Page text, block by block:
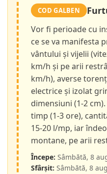
COD GALBEN
Vor fi perioade cu
ce se va manifesta
vântului și vijelii
km/h și pe arii
km/h), averse
electrice și izolat
dimensiuni (1-2
timp (1-3 ore),
15-20 l/mp, iar
montane, pe arii
Începe: Sâmbătă, 8
Sfârșit: Sâmbătă, 8